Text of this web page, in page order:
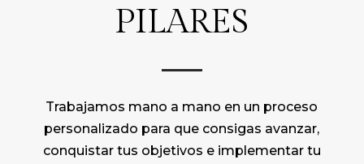
PILARES
Trabajamos mano a mano en un proceso
personalizado para que consigas avanzar,
conquistar tus objetivos e implementar tu